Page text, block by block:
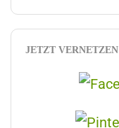
JETZT VERNETZEN